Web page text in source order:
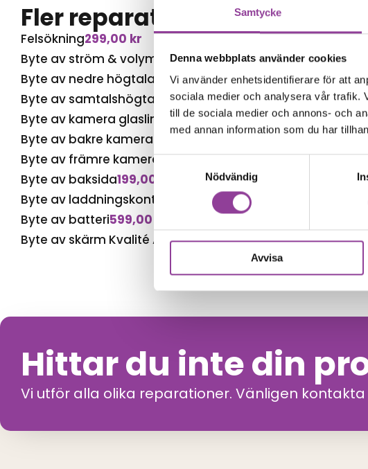
Samtycke
Denna webbplats använder cookies
Vi använder enhetsidentifierare för att
sociala medier och analysera vår trafik.
till de sociala medier och annons- och
med annan information som du har
Samtyckesval
Nödvändig
Avvisa
Fler reparationer för samma
Felsökning299,00 kr
Byte av ström & volym
499,00kr
Byte av nedre högtalare
499,00kr
Byte av samtalshögtalare499,00kr
Byte av kamera glaslins
499,00kr
Byte av bakre kamera 499,00kr
Byte av främre kamera599,00kr
Byte av baksida199,00
Byte av laddningskontakt
599,00
kr
Byte av batteri599,00
Byte av skärm Kvalité A (Original Display)999,00kr
Hittar du inte din
Vi utför alla olika reparationer. Vänligen kontakta